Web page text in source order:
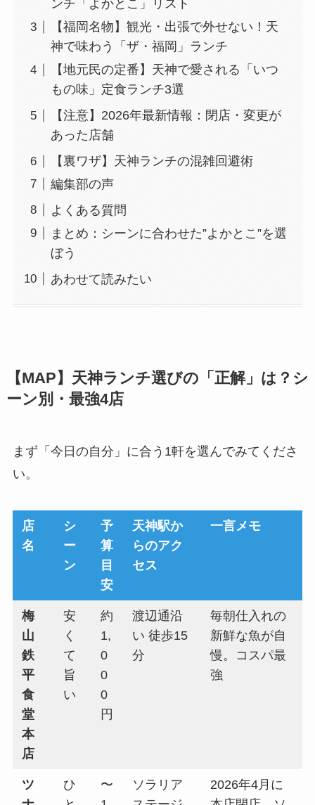
ンチ「よかとこ」リスト
【福岡名物】観光・出張で外せない！天
神で味わう「ザ・福岡」ランチ
【地元民の定番】天神で愛される「いつ
もの味」定食ランチ3選
【注意】2026年最新情報：閉店・変更が
あった店舗
【裏ワザ】天神ランチの混雑回避術
編集部の声
よくある質問
まとめ：シーンに合わせた”よかとこ”を選
ぼう
あわせて読みたい
【MAP】天神ランチ選びの「正解」は？シ
ーン別・最強4店
まず「今日の自分」に合う1軒を選んでみてくださ
い。
店
名
シ
ー
ン
予
算
目
安
天神駅か
らのアク
セス
一言メモ
梅
山
鉄
平
食
堂
本
店
安
く
て
旨
い
約
1,
0
0
0
円
渡辺通沿
い 徒歩15
分
毎朝仕入れの
新鮮な魚が自
慢。コスパ最
強
ツ
ひ
〜
ソラリア
2026年4月に